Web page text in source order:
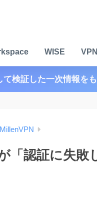
WISE
て検証した一次情報を
MillenVPN
「認証に失敗